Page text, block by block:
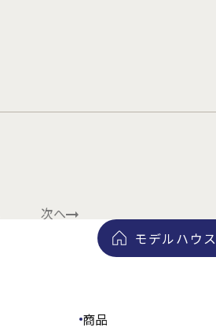
次へ
モデルハウス
商品